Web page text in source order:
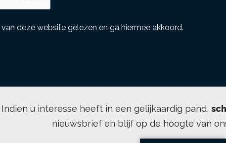
van deze website gelezen en ga hiermee akkoord.
Indien u interesse heeft in een gelijkaardig pand,
nieuwsbrief en blijf op de hoogte van